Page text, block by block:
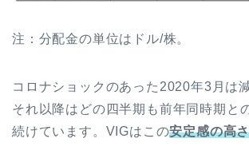
注：分配金の単位はドル/株。
コロナショックのあった2020年3月は
それ以降はどの四半期も前年同時期と
続けています。VIGはこの安定感の高